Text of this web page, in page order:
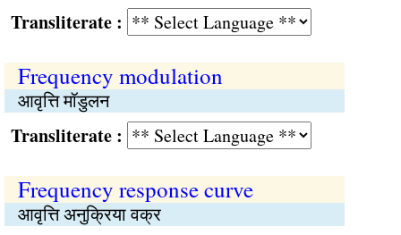
:
Frequency modulation
आवृत्ति मॉडुलन
:
Frequency response curve
आवृत्ति अनुक्रिया वक्र